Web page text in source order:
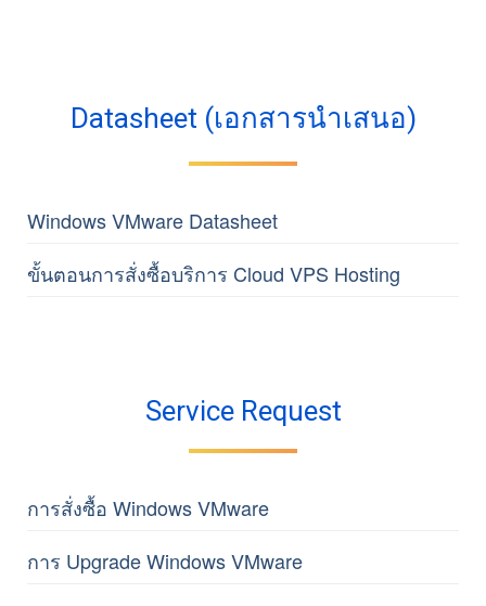
• ติดต่อเจ้าหน้าที่ หมายเลข 02-055-1095
รบกวนลูกค้าแจ้งมายังเจ้าหน้าที่ของเรา
หมายเลข 02-055-1095 เพื่อทำการเปลี่ยนที่
อยู่จัดส่งให้ถูกต้อง จากนั้นเจ้าหน้าที่จะออก
• (66) 2055- 1095
Datasheet (เอกสารนำเสนอ)
Windows VMware Datasheet
ขั้นตอนการสั่งซื้อบริการ Cloud VPS Hosting
Service Request
การสั่งซื้อ Windows VMware
การ Upgrade Windows VMware